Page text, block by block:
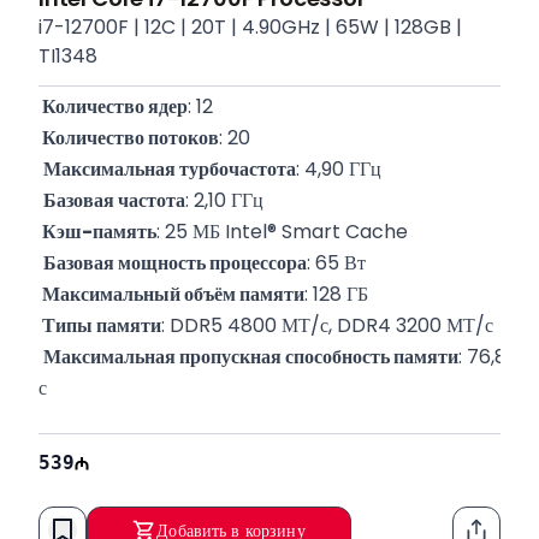
i7-12700F | 12C | 20T | 4.90GHz | 65W | 128GB |
TI1348
Количество ядер: 12
Количество потоков: 20
Максимальная турбочастота: 4,90 ГГц
Базовая частота: 2,10 ГГц
Кэш-память: 25 МБ Intel® Smart Cache
Базовая мощность процессора: 65 Вт
Максимальный объём памяти: 128 ГБ
Типы памяти: DDR5 4800 МТ/с, DDR4 3200 МТ/с
Максимальная пропускная способность памяти: 76,8
с
Гарантия
539
Добавить в корзину